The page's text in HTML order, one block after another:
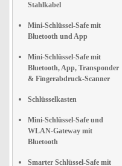
Stahlkabel
Mini-Schlüssel-Safe mit
Bluetooth und App
Mini-Schlüssel-Safe mit
Bluetooth, App, Transponder
& Fingerabdruck-Scanner
Schlüsselkasten
Mini-Schlüssel-Safe und
WLAN-Gateway mit
Bluetooth
Smarter Schlüssel-Safe mit